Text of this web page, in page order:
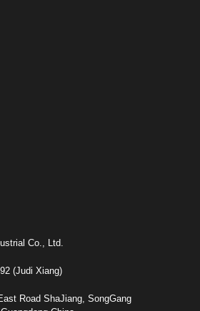
Co., Ltd.
(Judi Xiang)
Road ShaJiang, SongGang